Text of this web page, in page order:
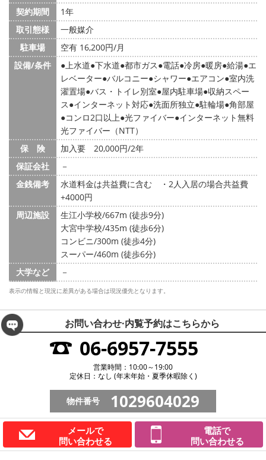
契約期間
1年
取引態様
一般媒介
駐車場
空有 16,200円/月
設備/条件
上水道 下水道 都市ガス 電話 冷房 暖房 給湯 エ
レベーター バルコニー シャワー エアコン 室内洗
濯置場 バス・トイレ別室 屋内駐車場 収納スペー
ス インターネット対応 洗面所独立 駐輪場 角部屋
コンロ2口以上 光ファイバー インターネット無料
光ファイバー（NTT）
保 険
加入要 20,000円/2年
保証会社
－
金銭備考
水道料金は共益費に含む ・2人入居の場合共益費
+4000円
周辺施設
生江小学校/667m (徒歩9分)
大宮中学校/435m (徒歩6分)
コンビニ/300m (徒歩4分)
スーパー/460m (徒歩6分)
大学など
－
表示の情報と現況に差異がある場合は現況優先となります。
お問い合わせ·内覧予約はこちらから
06-6957-7555
営業時間：10:00～19:00
定休日：なし (年末年始・夏季休暇除く)
物件番号 1029604029
メールで
問い合わせる
電話で
問い合わせる